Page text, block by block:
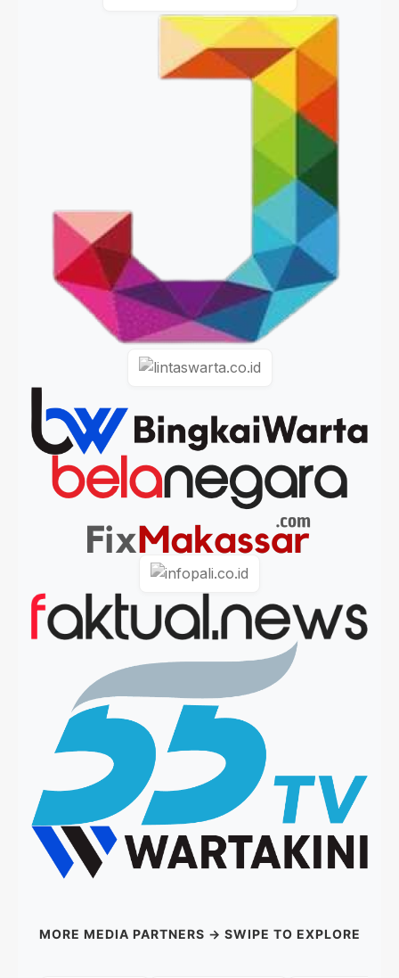
MORE MEDIA PARTNERS → SWIPE TO EXPLORE